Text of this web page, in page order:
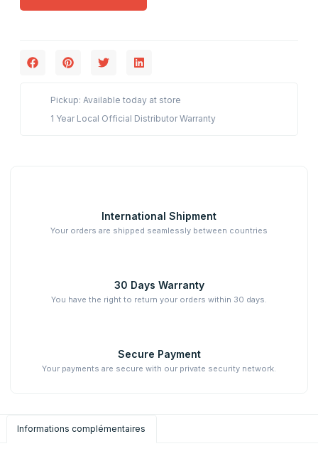
Pickup: Available today at store
1 Year Local Official Distributor Warranty
International Shipment
Your orders are shipped seamlessly between countries
30 Days Warranty
You have the right to return your orders within 30 days.
Secure Payment
Your payments are secure with our private security network.
Informations complémentaires